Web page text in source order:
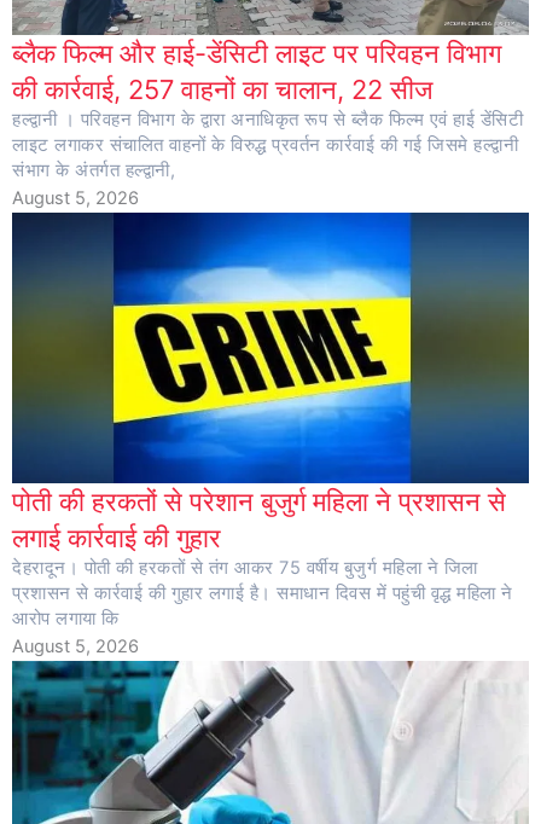
ब्लैक फिल्म और हाई-डेंसिटी लाइट पर परिवहन विभाग
की कार्रवाई, 257 वाहनों का चालान, 22 सीज
हल्द्वानी । परिवहन विभाग के द्वारा अनाधिकृत रूप से ब्लैक फिल्म एवं हाई डेंसिटी
लाइट लगाकर संचालित वाहनों के विरुद्ध प्रवर्तन कार्रवाई की गई जिसमे हल्द्वानी
संभाग के अंतर्गत हल्द्वानी,
August 5, 2026
पोती की हरकतों से परेशान बुजुर्ग महिला ने प्रशासन से
लगाई कार्रवाई की गुहार
देहरादून। पोती की हरकतों से तंग आकर 75 वर्षीय बुजुर्ग महिला ने जिला
प्रशासन से कार्रवाई की गुहार लगाई है। समाधान दिवस में पहुंची वृद्ध महिला ने
आरोप लगाया कि
August 5, 2026